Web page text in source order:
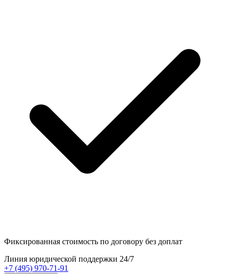
Фиксированная стоимость по договору без доплат
Линия юридической поддержки 24/7
+7 (495) 970-71-91